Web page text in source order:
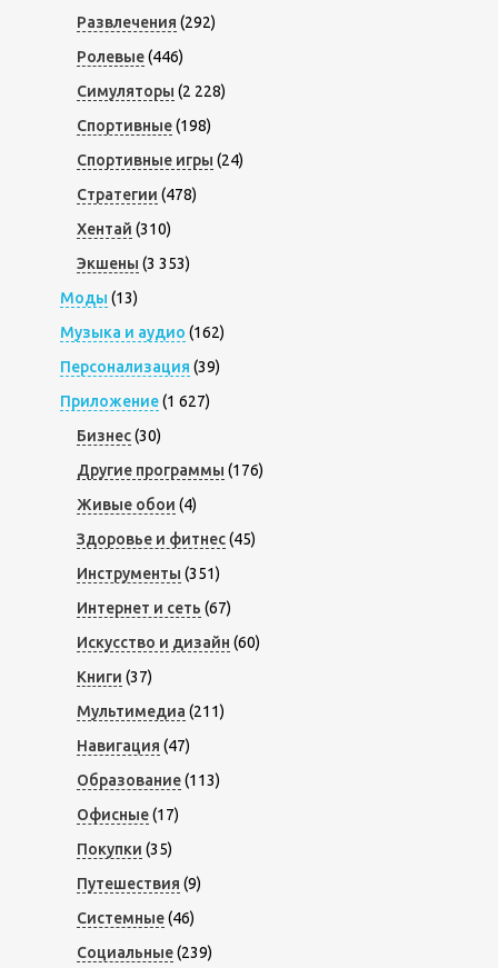
Развлечения (292)
Ролевые(446)
Симуляторы (2 228)
Спортивные(198)
Спортивные игры (24)
Стратегии (478)
Хентай (310)
Экшены (3 353)
Моды (13)
Музыка и аудио (162)
Персонализация (39)
Приложение(1 627)
Бизнес(30)
Другие программы (176)
Живые обои (4)
Здоровье и фитнес(45)
Инструменты (351)
Интернет и сеть (67)
Искусство и дизайн (60)
Книги (37)
Мультимедиа (211)
Навигация (47)
Образование(113)
Офисные(17)
Покупки (35)
Путешествия (9)
Системные(46)
Социальные(239)